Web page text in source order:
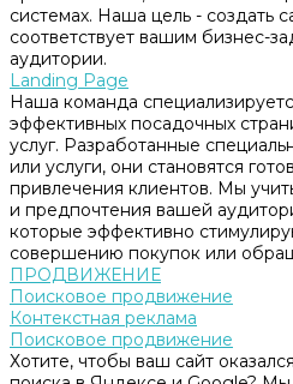
системах. Наша цель - создать
соответствует вашим бизнес-
аудитории.
Landing Page
Наша команда
эффективных посадочных
услуг. Разработанные
или услуги, они становятся
привлечения клиентов. Мы
и предпочтения вашей
которые эффективно
совершению покупок или
ПРОДВИЖЕНИЕ
Поисковое продвижение
Контекстная реклама
Поисковое продвижение
Хотите, чтобы ваш сайт